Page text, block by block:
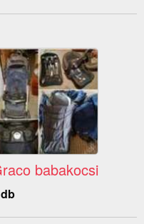
babakocsi